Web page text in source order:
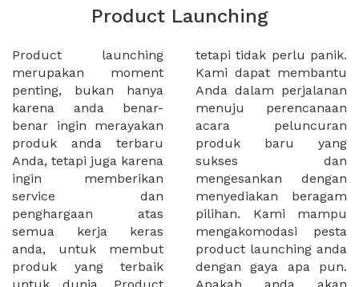
Product Launching
Product launching
merupakan moment
penting, bukan hanya
karena anda benar-
benar ingin merayakan
produk anda terbaru
Anda, tetapi juga karena
ingin memberikan
service dan
penghargaan atas
semua kerja keras
anda, untuk membut
produk yang terbaik
tetapi tidak perlu panik.
Kami dapat membantu
Anda dalam perjalanan
menuju perencanaan
acara peluncuran
produk baru yang
sukses dan
mengesankan dengan
menyediakan beragam
pilihan. Kami mampu
mengakomodasi pesta
product launching anda
dengan gaya apa pun.